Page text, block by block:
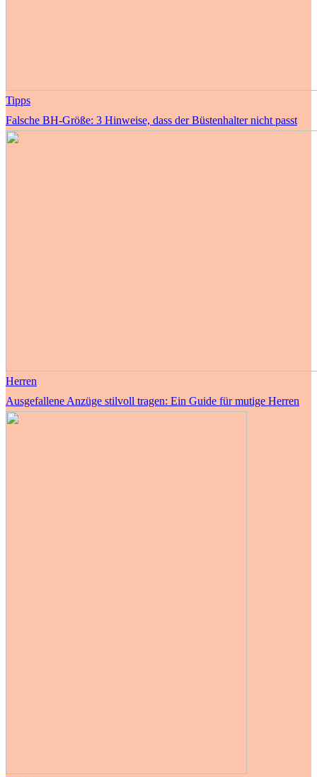
Tipps
Falsche BH-Größe: 3 Hinweise, dass der Büstenhalter nicht passt
Herren
Ausgefallene Anzüge stilvoll tragen: Ein Guide für mutige Herren